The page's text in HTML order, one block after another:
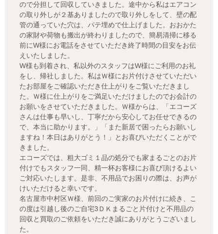
ので分担して回収していきました。途中から私はエアコン
の取り外しが２基ありましたので取り外しをして、壁の配
管の通っていた穴は、パテ埋めで仕上げました。おおかた
の家財や荷物も搬出が終わりましたので、簡易清掃に移る
前にW様にお電話をさせていただき終了時間の目安をお伝
えいたしました。
W様も到着され、私以外のスタッフはW様にご利用のお礼
をし、帰社しました。私はＷ様にお片付けさせていただい
たお部屋をご確認いただき仕上がりをご覧いただきまし
た。Ｗ様に仕上がりをご満足いただけましたのでお会計の
お願いをさせていただきました。Ｗ様からは、「エコーズ
さんは仕事も早いし、丁寧だから安心してお任せできるの
で、本当に助かります。」「また新居で困ったらお願いし
ますね！本日はありがとう！」とお喜びいただくことがで
きました。
エコーズでは、粗大ゴミ１品の処分でも家まるごとのお片
付けでもスタッフ一同、精一杯お客様にお喜び頂けるよい
ご対応いたします。是非、不用品でお困りの際は、お声が
けいただけると幸いです。
名古屋市中村区Ｗ様、前回のご実家のお片付けに続き、こ
の度は引越し後のご自宅3ＤＫまるごと片付けと不用品の
回収と買取のご依頼をいただき誠にありがとうございまし
た。